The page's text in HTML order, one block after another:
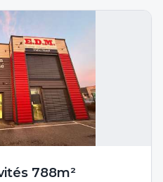
788m²